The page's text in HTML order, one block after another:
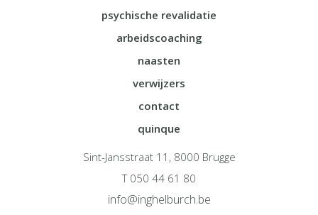
psychische revalidatie
arbeidscoaching
naasten
verwijzers
contact
quinque
Sint-Jansstraat 11, 8000 Brugge
T 050 44 61 80
info@inghelburch.be